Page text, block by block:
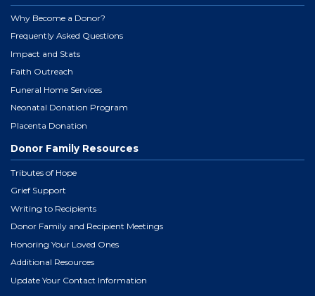
Why Become a Donor?
Frequently Asked Questions
Impact and Stats
Faith Outreach
Funeral Home Services
Neonatal Donation Program
Placenta Donation
Donor Family Resources
Tributes of Hope
Grief Support
Writing to Recipients
Donor Family and Recipient Meetings
Honoring Your Loved Ones
Additional Resources
Update Your Contact Information